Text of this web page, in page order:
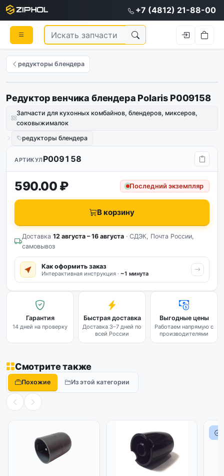
+7 (4812) 21-88-00
редукторы блендера
Редуктор венчика блендера Polaris P009158
Запчасти для кухонных комбайнов, блендеров, миксеров,
соковыжималок
редукторы блендера
АРТИКУЛP009158
590.00 ₽ Последний экземпляр
В корзину
Доставка 12 августа – 16 августа · СДЭК, Почта России,
самовывоз
Как оформить заказ
Интерактивная инструкция · ~1 минута
Гарантия
14 дней на проверку
Быстрая доставка
Доставка 3–7 дней по
всей России
Выгодные цены
Работаем напрямую с
производителями
Смотрите также
Похожие Из этой категории